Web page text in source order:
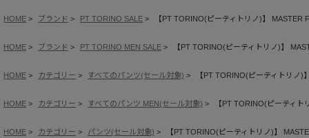
HOME ブランド PT TORINO SALE 【PT TORINO(ピーティトリノ)】 MASTER
HOME ブランド PT TORINO MEN SALE 【PT TORINO(ピーティトリノ)】
HOME カテゴリー すべてのパンツ(セール対象) 【PT TORINO(ピーティトリノ)
HOME カテゴリー すべてのパンツ MEN(セール対象) 【PT TORINO(ピーティト
HOME カテゴリー パンツ(セール対象) 【PT TORINO(ピーティトリノ)】